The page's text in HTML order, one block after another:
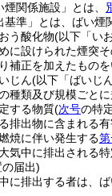
関係施設」とは、
基準」とは、ばい煙
う酸化物(以下「い
に設けられた煙突
補正を加えたもの
じん(以下「ばいじ
種類及び規模ごと
する物質(次号の特
排出物に含まれる
焼に伴い発生する
気中に排出される
届出)
に排出する者は、